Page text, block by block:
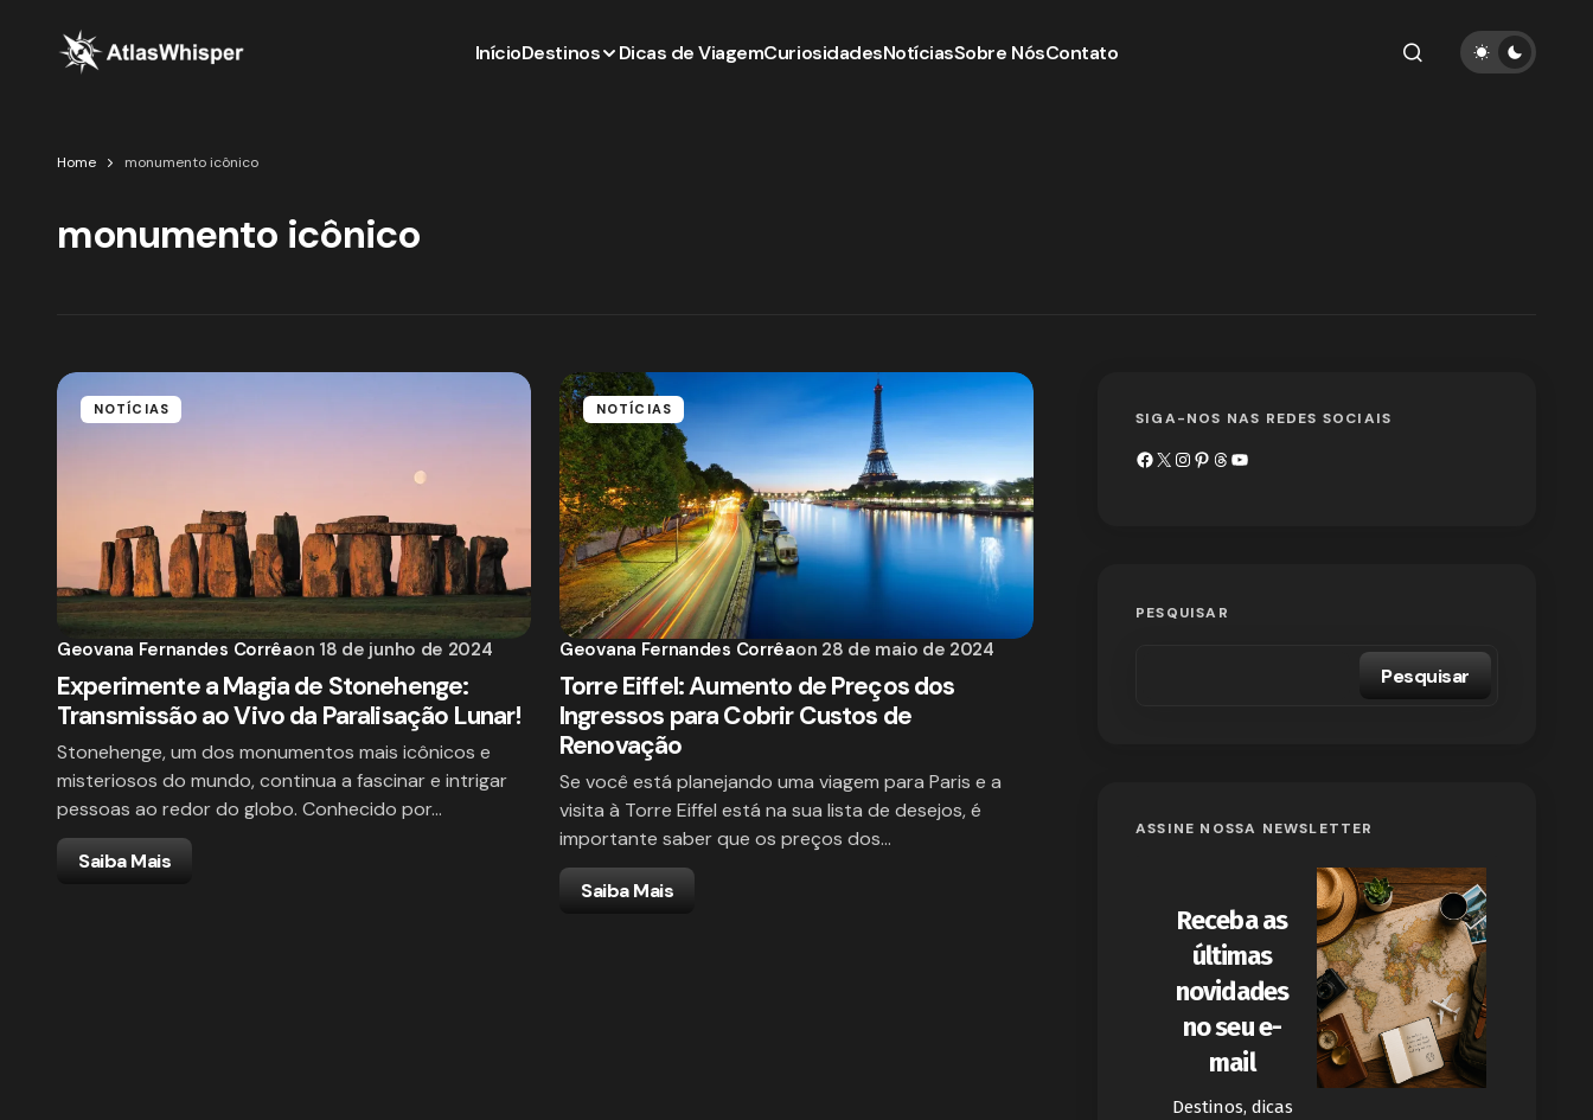
InícioDestinos Dicas de ViagemCuriosidadesNotíciasSobre NósContato
Home monumento icônico
monumento icônico
NOTÍCIAS
Geovana Fernandes Corrêaon 18 de junho de 2024
Experimente a Magia de Stonehenge:
Transmissão ao Vivo da Paralisação Lunar!
Stonehenge, um dos monumentos mais icônicos e
misteriosos do mundo, continua a fascinar e intrigar
pessoas ao redor do globo. Conhecido por…
Saiba Mais
NOTÍCIAS
Geovana Fernandes Corrêaon 28 de maio de 2024
Torre Eiffel: Aumento de Preços dos
Ingressos para Cobrir Custos de
Renovação
Se você está planejando uma viagem para Paris e a
visita à Torre Eiffel está na sua lista de desejos, é
importante saber que os preços dos…
Saiba Mais
SIGA-NOS NAS REDES SOCIAIS
PESQUISAR
Pesquisar
ASSINE NOSSA NEWSLETTER
Receba as
últimas
novidades
no seu e-
mail
Destinos, dicas